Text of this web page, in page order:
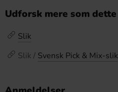
Udforsk mere som dette
Slik
Slik / Svensk Pick & Mix-slik